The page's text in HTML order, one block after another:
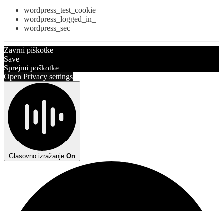
wordpress_test_cookie
wordpress_logged_in_
wordpress_sec
Zavrni piškotke
Save
Sprejmi poškotke
Open Privacy settings
Glasovno izražanje On